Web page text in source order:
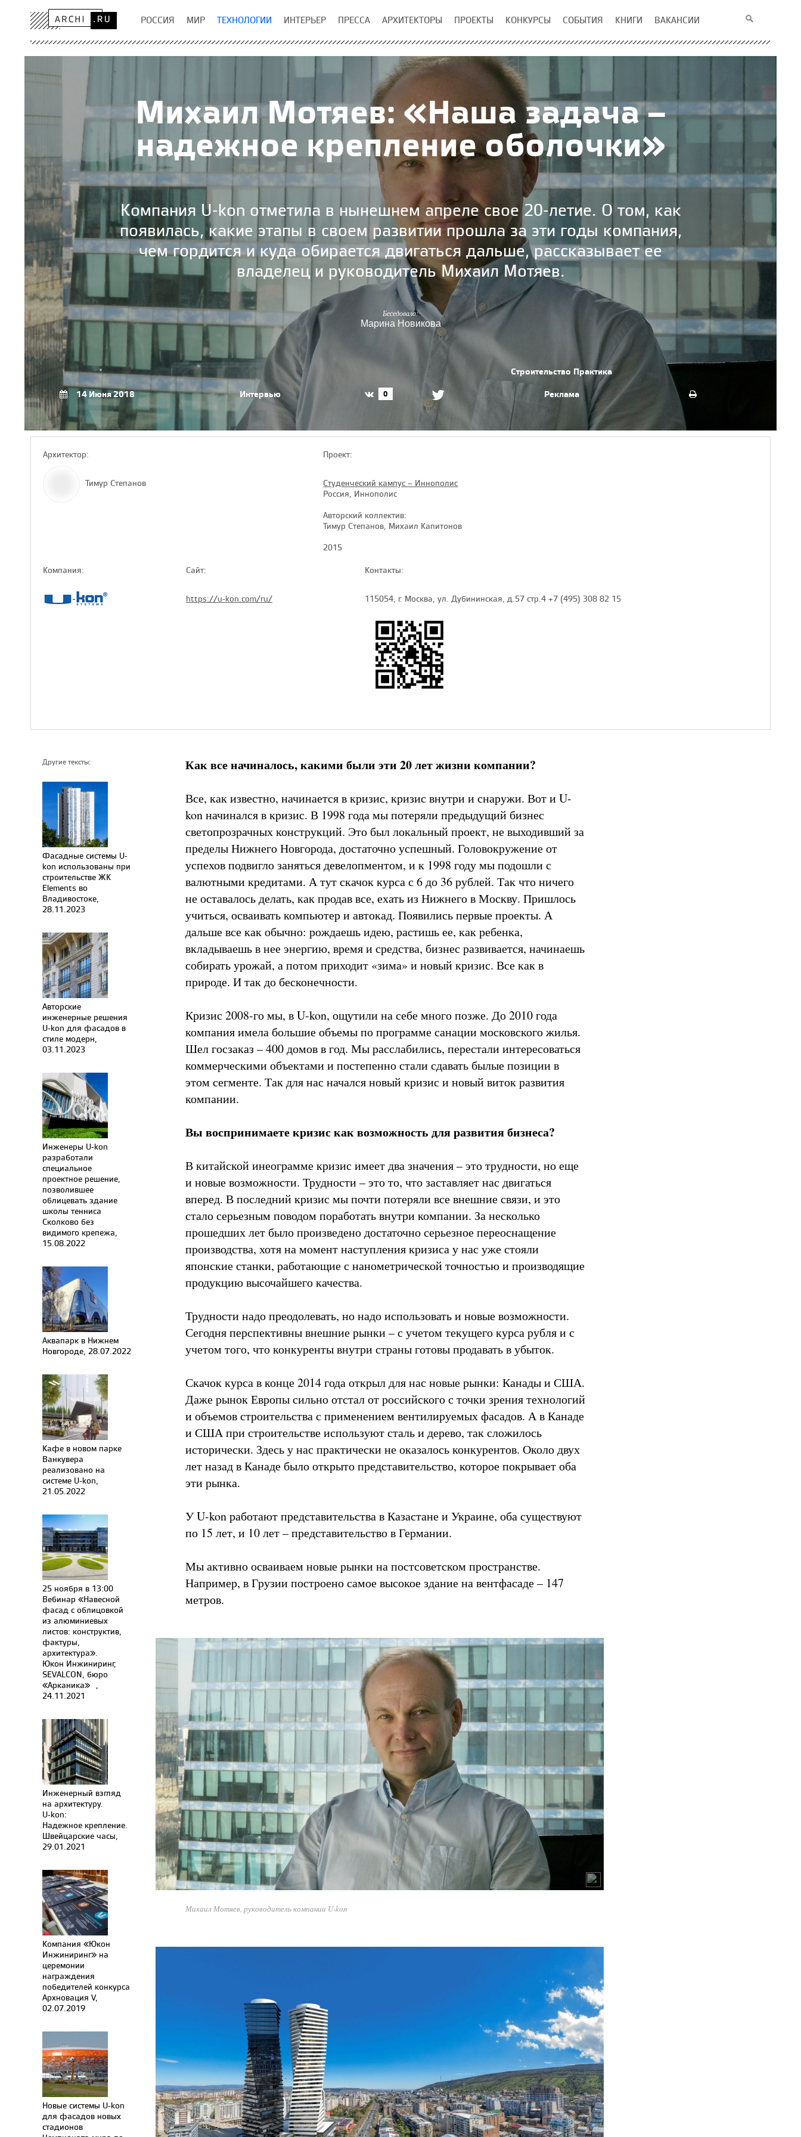
РОССИЯ МИР ТЕХНОЛОГИИ ИНТЕРЬЕР ПРЕССА АРХИТЕКТОРЫ ПРОЕКТЫ КОНКУРСЫ СОБЫТИЯ КНИГИ ВАКАНСИИ
Михаил Мотяев: «Наша задача –
надежное крепление оболочки»
Компания U-kon отметила в нынешнем апреле свое 20-летие. О том, как
появилась, какие этапы в своем развитии прошла за эти годы компания,
чем гордится и куда обирается двигаться дальше, рассказывает ее
владелец и руководитель Михаил Мотяев.
Беседовала:
Марина Новикова
14 Июня 2018 Интервью 0
Строительство Практика
Реклама
Архитектор:
Тимур Степанов
Проект:
Студенческий кампус – Иннополис
Россия, Иннополис
Авторский коллектив:
Тимур Степанов, Михаил Капитонов
2015
Компaния:
Сайт:
https://u-kon.com/ru/
Контакты:
115054, г. Москва, ул. Дубининская, д.57 стр.4 +7 (495) 308 82 15
Другие тексты:
Фасадные системы U-
kon использованы при
строительстве ЖК
Elements во
Владивостоке,
28.11.2023
Авторские
инженерные решения
U-kon для фасадов в
стиле модерн,
03.11.2023
Инженеры U-kon
разработали
специальное
проектное решение,
позволившее
облицевать здание
школы тенниса
Сколково без
видимого крепежа,
15.08.2022
Аквапарк в Нижнем
Новгороде, 28.07.2022
Кафе в новом парке
Ванкувера
реализовано на
системе U-kon,
21.05.2022
25 ноября в 13:00
Вебинар «Навесной
фасад с облицовкой
из алюминиевых
листов: конструктив,
фактуры,
архитектура».
Юкон Инжиниринг,
SEVALCON, бюро
«Арканика»⠀,
24.11.2021
Инженерный взгляд
на архитектуру.
U-kon:
Надежное крепление.
Швейцарские часы,
29.01.2021
Компания «Юкон
Инжиниринг» на
церемонии
награждения
победителей конкурса
Архновация V,
02.07.2019
Новые системы U-kon
для фасадов новых
стадионов
Как все начиналось, какими были эти 20 лет жизни компании?
Все, как известно, начинается в кризис, кризис внутри и снаружи. Вот и U-
kon начинался в кризис. В 1998 года мы потеряли предыдущий бизнес
светопрозрачных конструкций. Это был локальный проект, не выходивший за
пределы Нижнего Новгорода, достаточно успешный. Головокружение от
успехов подвигло заняться девелопментом, и к 1998 году мы подошли с
валютными кредитами. А тут скачок курса с 6 до 36 рублей. Так что ничего
не оставалось делать, как продав все, ехать из Нижнего в Москву. Пришлось
учиться, осваивать компьютер и автокад. Появились первые проекты. А
дальше все как обычно: рождаешь идею, растишь ее, как ребенка,
вкладываешь в нее энергию, время и средства, бизнес развивается, начинаешь
собирать урожай, а потом приходит «зима» и новый кризис. Все как в
природе. И так до бесконечности.
Кризис 2008-го мы, в U-kon, ощутили на себе много позже. До 2010 года
компания имела большие объемы по программе санации московского жилья.
Шел госзаказ – 400 домов в год. Мы расслабились, перестали интересоваться
коммерческими объектами и постепенно стали сдавать былые позиции в
этом сегменте. Так для нас начался новый кризис и новый виток развития
компании.
Вы воспринимаете кризис как возможность для развития бизнеса?
В китайской инеограмме кризис имеет два значения – это трудности, но еще
и новые возможности. Трудности – это то, что заставляет нас двигаться
вперед. В последний кризис мы почти потеряли все внешние связи, и это
стало серьезным поводом поработать внутри компании. За несколько
прошедших лет было произведено достаточно серьезное переоснащение
производства, хотя на момент наступления кризиса у нас уже стояли
японские станки, работающие с нанометрической точностью и производящие
продукцию высочайшего качества.
Трудности надо преодолевать, но надо использовать и новые возможности.
Сегодня перспективны внешние рынки – с учетом текущего курса рубля и с
учетом того, что конкуренты внутри страны готовы продавать в убыток.
Скачок курса в конце 2014 года открыл для нас новые рынки: Канады и США.
Даже рынок Европы сильно отстал от российского с точки зрения технологий
и объемов строительства с применением вентилируемых фасадов. А в Канаде
и США при строительстве используют сталь и дерево, так сложилось
исторически. Здесь у нас практически не оказалось конкурентов. Около двух
лет назад в Канаде было открыто представительство, которое покрывает оба
эти рынка.
У U-kon работают представительства в Казастане и Украине, оба существуют
по 15 лет, и 10 лет – представительство в Германии.
Мы активно осваиваем новые рынки на постсоветском пространстве.
Например, в Грузии построено самое высокое здание на вентфасаде – 147
метров.
Михаил Мотяев, руководитель компании U-kon